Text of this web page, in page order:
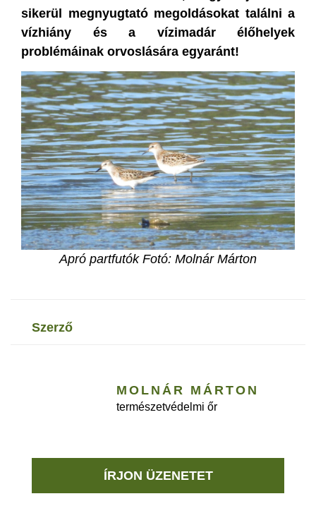
sikerül megnyugtató megoldásokat találni a
vízhiány és a vízimadár élőhelyek
problémáinak orvoslására egyaránt!
Apró partfutók Fotó: Molnár Márton
szerző
MOLNÁR MÁRTON
természetvédelmi őr
ÍRJON ÜZENETET